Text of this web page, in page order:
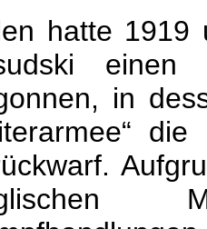
hatte 1919
einen
in